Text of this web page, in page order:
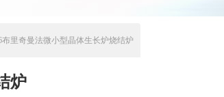
布里奇曼法微小型晶体生长炉烧结炉
炉